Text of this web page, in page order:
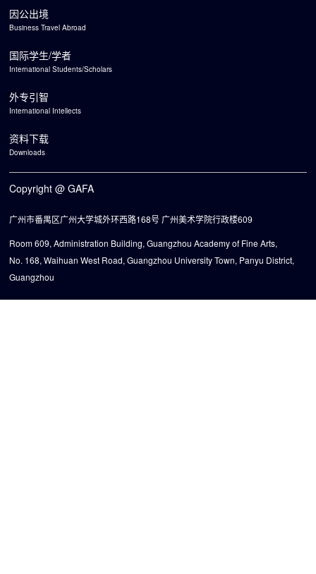
因公出境
Business Travel Abroad
国际学生/学者
International Students/Scholars
外专引智
International Intellects
资料下载
Downloads
Copyright @ GAFA
广州市番禺区广州大学城外环西路168号 广州美术学院行政楼609
Room 609, Administration Building, Guangzhou Academy of Fine Arts,
No. 168, Waihuan West Road, Guangzhou University Town, Panyu District,
Guangzhou